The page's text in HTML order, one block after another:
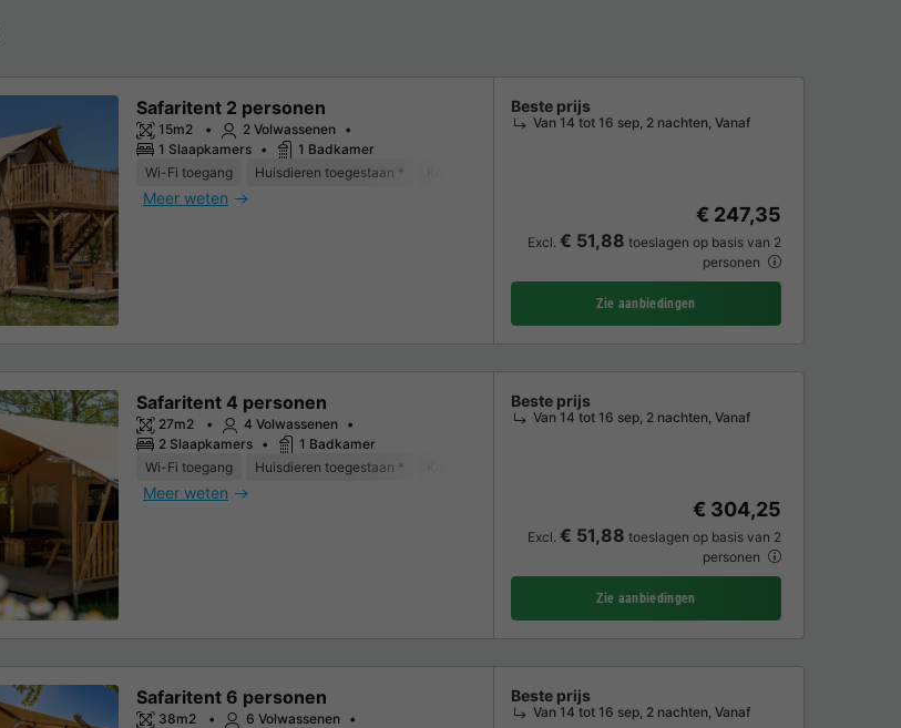
Safaritent 2 personen
15m2
2 Volwassenen
1 Slaapkamers
1 Badkamer
Wi-Fi toegang
Huisdieren toegestaan *
Meer weten
Beste prijs
Van 14 tot 16 sep, 2 nachten, Vanaf
€ 247,35
Excl. € 51,88 toeslagen op basis van 2
personen
Zie aanbiedingen
Safaritent 4 personen
27m2
4 Volwassenen
2 Slaapkamers
1 Badkamer
Wi-Fi toegang
Huisdieren toegestaan *
Meer weten
Beste prijs
Van 14 tot 16 sep, 2 nachten, Vanaf
€ 304,25
Excl. € 51,88 toeslagen op basis van 2
personen
Zie aanbiedingen
Safaritent 6 personen
38m2
6 Volwassenen
Beste prijs
Van 14 tot 16 sep, 2 nachten, Vanaf